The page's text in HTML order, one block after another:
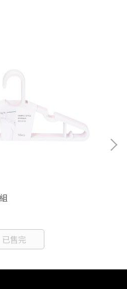
已售完